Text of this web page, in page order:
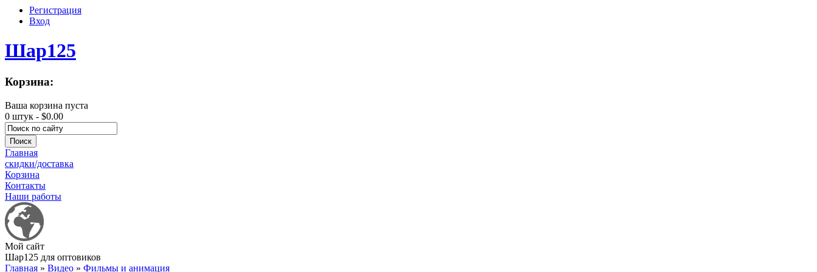
Регистрация
Вход
Шар125
Корзина:
Ваша корзина пуста
0 штук - $0.00
Главная
скидки/доставка
Корзина
Контакты
Наши работы
Мой сайт
Шар125 для оптовиков
Главная » Видео » Фильмы и анимация